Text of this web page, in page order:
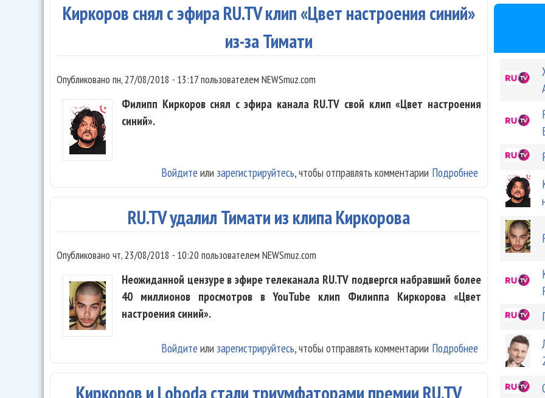
Киркоров снял с эфира RU.TV клип «Цвет настроения синий»
из-за Тимати
Опубликовано пн, 27/08/2018 - 13:17пользователем NEWSmuz.com
Филипп Киркоров снял с эфира канала RU.TV свой клип «Цвет настроения
синий».
Подробнее о Киркоров
Тимати
Войдите или зарегистрируйтесь, чтобы отправлять комментарии
RU.TV удалил Тимати из клипа Киркорова
Опубликовано чт, 23/08/2018 - 10:20 пользователем NEWSmuz.com
Неожиданной цензуре в эфире телеканала RU.TV подвергся набравший более
40 миллионов просмотров в YouTube клип Филиппа Киркорова «Цвет
настроения синий».
Подробнее о RU.TV
Войдите или зарегистрируйтесь, чтобы отправлять комментарии
Киркоров и Loboda стали триумфаторами премии RU.TV